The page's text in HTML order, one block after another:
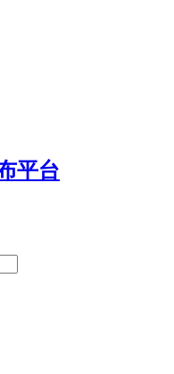
平台